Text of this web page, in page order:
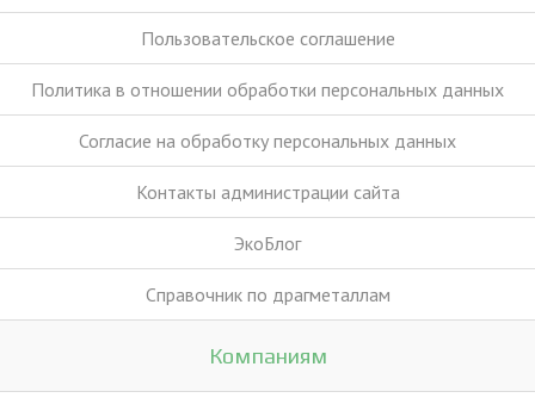
Пользовательское соглашение
Политика в отношении обработки персональных данных
Согласие на обработку персональных данных
Контакты администрации сайта
ЭкоБлог
Справочник по драгметаллам
Компаниям